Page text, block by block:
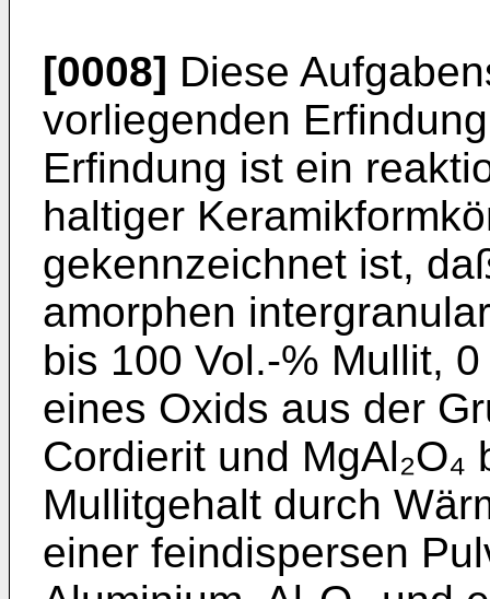
[0008] Diese
vorliegenden
Erfindung ist ein
haltiger
gekennzeichnet ist,
amorphen
bis 100 Vol.-% Mullit,
eines Oxids aus der
Cordierit und
Mullitgehalt durch
einer feindispersen